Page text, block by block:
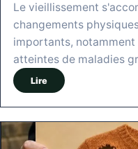
Le vieillissement
changements
importants, notamment
atteintes de maladies
Lire